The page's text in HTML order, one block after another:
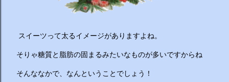
ビ朝日が選んだ『青少年に見てもらいたい番組』です。 体重
か？ 根本的な理由は非常にシンプルで、「摂取カロリー（食
べる量）が消費カロリー（動く量）を上回っているから」で
えるための「脂肪」として身体に蓄えられます。現代はいつ
スイーツって太るイメージがありますよね。
そりゃ糖質と脂肪の固まるみたいなものが多いですからね
そんななかで、なんということでしょう！